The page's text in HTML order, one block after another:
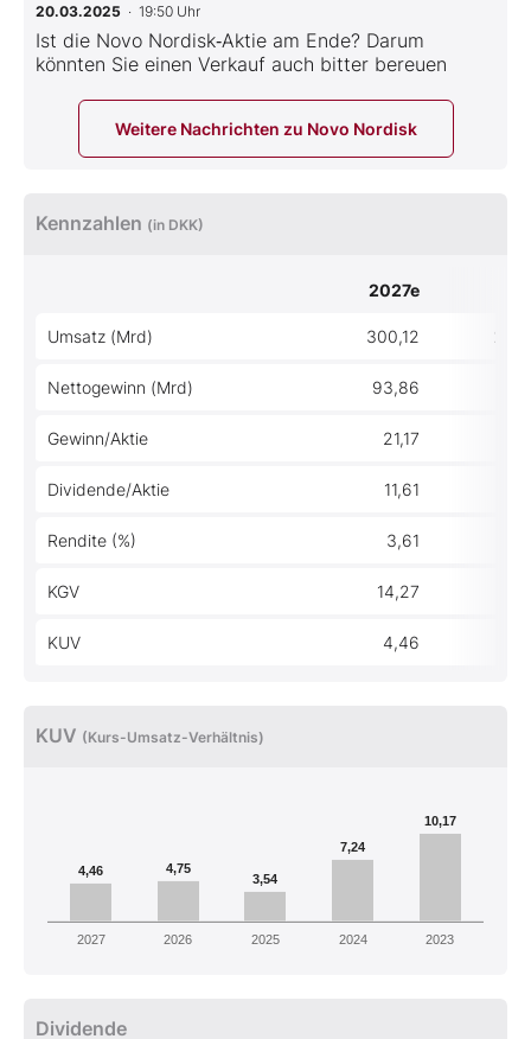
20.03.2025 · 19:50 Uhr
Ist die Novo Nordisk‑Aktie am Ende? Darum
könnten Sie einen Verkauf auch bitter bereuen
Weitere Nachrichten zu Novo Nordisk
Kennzahlen (in DKK)
2027e
Umsatz (Mrd) 300,12
Nettogewinn (Mrd) 93,86
Gewinn/Aktie 21,17
Dividende/Aktie 11,61
Rendite (%) 3,61
KGV 14,27
KUV 4,46
KUV (Kurs-Umsatz-Verhältnis)
4,46 4,75
3,54
7,24
10,17
2027 2026 2025 2024 2023
Dividende